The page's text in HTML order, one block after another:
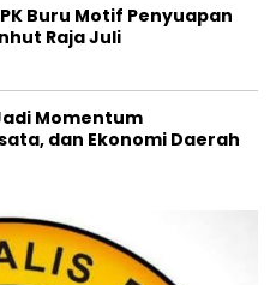
Buru Motif Penyuapan
Raja Juli
Momentum
dan Ekonomi Daerah